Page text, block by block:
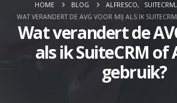
HOME BLOG ALFRESCO, SUITECRM,
WAT VERANDERT DE AVG VOOR MIJ ALS IK
Wat verandert de
als ik SuiteCRM of
gebruik?